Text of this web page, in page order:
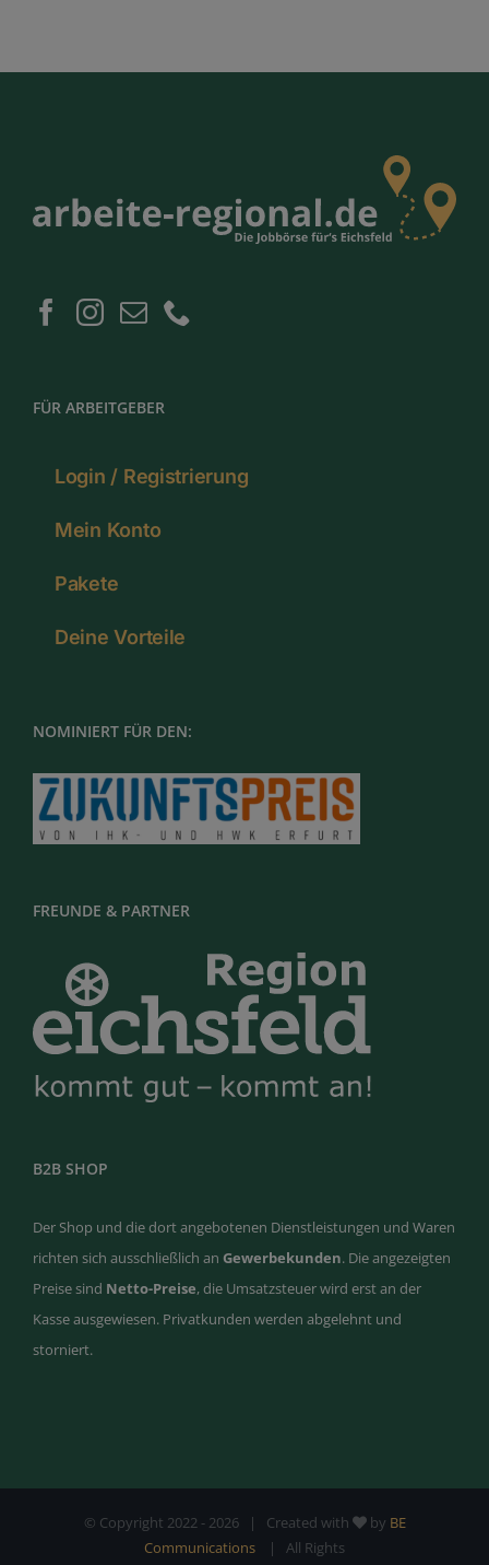
FÜR ARBEITGEBER
Login / Registrierung
Mein Konto
Pakete
Deine Vorteile
NOMINIERT FÜR DEN:
FREUNDE & PARTNER
B2B SHOP
Der Shop und die dort angebotenen Dienstleistungen und Waren
richten sich ausschließlich an Gewerbekunden. Die angezeigten
Preise sind Netto-Preise, die Umsatzsteuer wird erst an der
Kasse ausgewiesen. Privatkunden werden abgelehnt und
storniert.
© Copyright 2022 - 2026 | Created with by BE
Communications
| All Rights